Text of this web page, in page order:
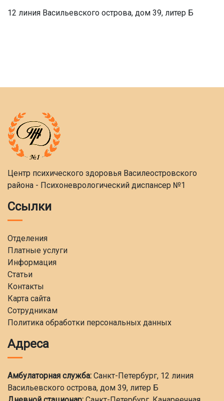
12 линия Васильевского острова, дом 39, литер Б
Центр психического здоровья Василеостровского
района - Психоневрологический диспансер №1
Ссылки
Отделения
Платные услуги
Информация
Статьи
Контакты
Карта сайта
Сотрудникам
Политика обработки персональных данных
Адреса
Амбулаторная служба: Санкт-Петербург, 12 линия
Васильевского острова, дом 39, литер Б